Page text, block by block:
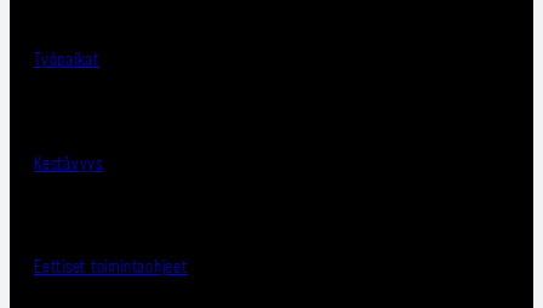
Työpaikat
Kestävyys
Eettiset toimintaohjeet